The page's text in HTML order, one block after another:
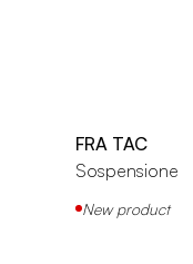
FRA TAC
Sospensione
New product